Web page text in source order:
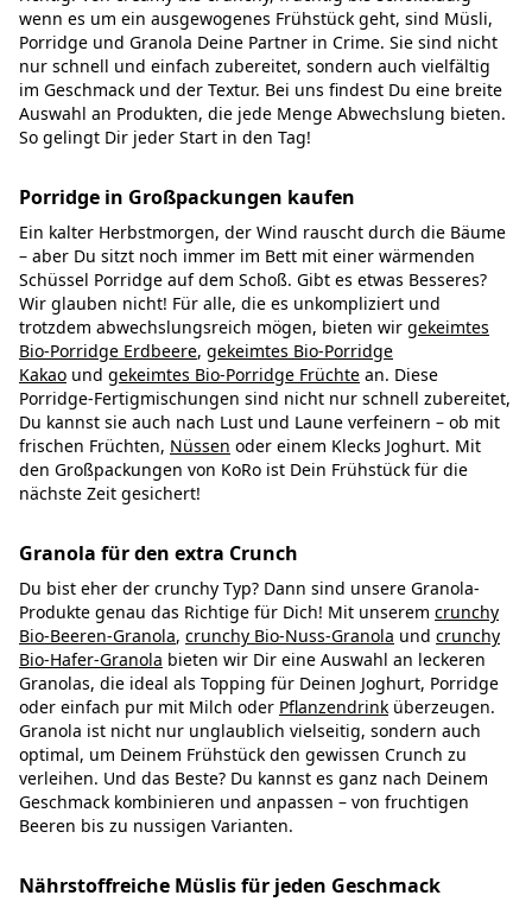
wenn es um ein ausgewogenes Frühstück geht, sind Müsli,
Porridge und Granola Deine Partner in Crime. Sie sind nicht
nur schnell und einfach zubereitet, sondern auch vielfältig
im Geschmack und der Textur. Bei uns findest Du eine breite
Auswahl an Produkten, die jede Menge Abwechslung bieten.
So gelingt Dir jeder Start in den Tag!
Porridge in Großpackungen kaufen
Ein kalter Herbstmorgen, der Wind rauscht durch die Bäume
– aber Du sitzt noch immer im Bett mit einer wärmenden
Schüssel Porridge auf dem Schoß. Gibt es etwas Besseres?
Wir glauben nicht! Für alle, die es unkompliziert und
trotzdem abwechslungsreich mögen, bieten wir gekeimtes
Bio-Porridge Erdbeere, gekeimtes Bio-Porridge
Kakao und gekeimtes Bio-Porridge Früchte an. Diese
Porridge-Fertigmischungen sind nicht nur schnell zubereitet,
Du kannst sie auch nach Lust und Laune verfeinern – ob mit
frischen Früchten, Nüssen oder einem Klecks Joghurt. Mit
den Großpackungen von KoRo ist Dein Frühstück für die
nächste Zeit gesichert!
Granola für den extra Crunch
Du bist eher der crunchy Typ? Dann sind unsere Granola-
Produkte genau das Richtige für Dich! Mit unserem crunchy
Bio-Beeren-Granola, crunchy Bio-Nuss-Granola und crunchy
Bio-Hafer-Granola bieten wir Dir eine Auswahl an leckeren
Granolas, die ideal als Topping für Deinen Joghurt, Porridge
oder einfach pur mit Milch oder Pflanzendrink überzeugen.
Granola ist nicht nur unglaublich vielseitig, sondern auch
optimal, um Deinem Frühstück den gewissen Crunch zu
verleihen. Und das Beste? Du kannst es ganz nach Deinem
Geschmack kombinieren und anpassen – von fruchtigen
Beeren bis zu nussigen Varianten.
Nährstoffreiche Müslis für jeden Geschmack